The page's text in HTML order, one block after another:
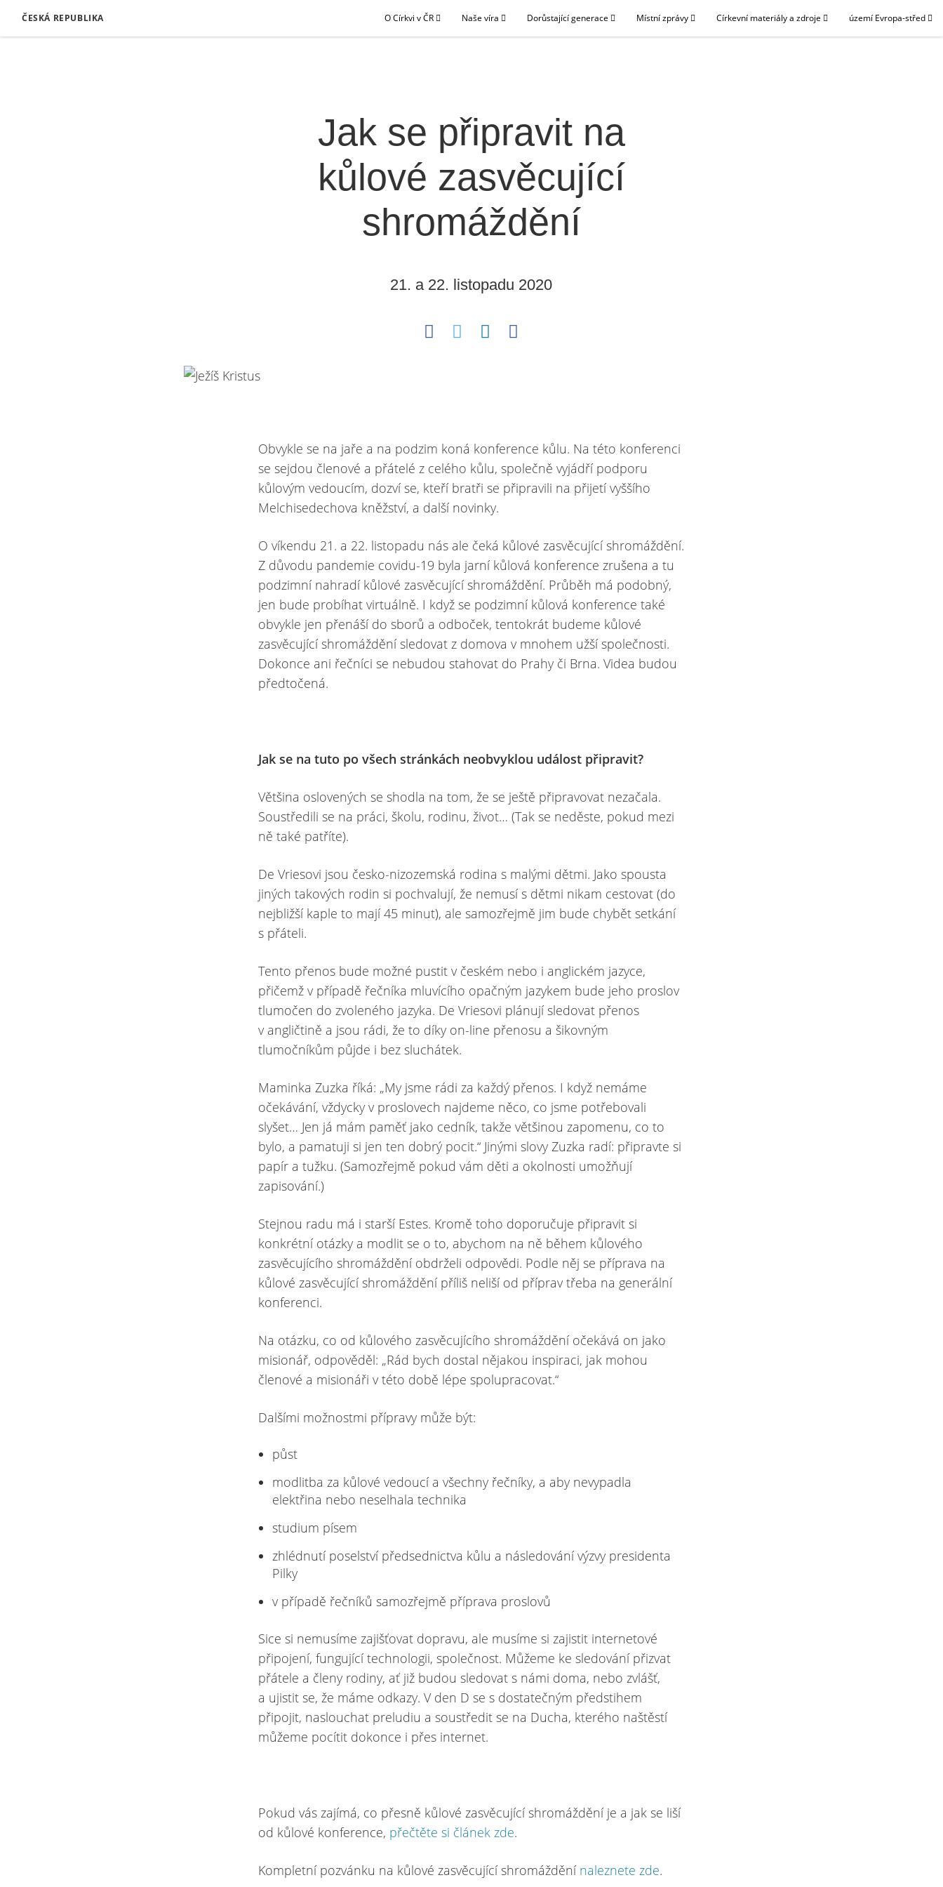
ČESKÁ REPUBLIKA O Církvi v ČR Naše víra Dorůstající generace Místní zprávy Církevní materiály a zdroje území Evropa-střed
Jak se připravit na
kůlové zasvěcující
shromáždění
21. a 22. listopadu 2020
Obvykle se na jaře a na podzim koná konference kůlu. Na této konferenci
se sejdou členové a přátelé z celého kůlu, společně vyjádří podporu
kůlovým vedoucím, dozví se, kteří bratři se připravili na přijetí vyššího
Melchisedechova kněžství, a další novinky.
O víkendu 21. a 22. listopadu nás ale čeká kůlové zasvěcující shromáždění.
Z důvodu pandemie covidu-19 byla jarní kůlová konference zrušena a tu
podzimní nahradí kůlové zasvěcující shromáždění. Průběh má podobný,
jen bude probíhat virtuálně. I když se podzimní kůlová konference také
obvykle jen přenáší do sborů a odboček, tentokrát budeme kůlové
zasvěcující shromáždění sledovat z domova v mnohem užší společnosti.
Dokonce ani řečníci se nebudou stahovat do Prahy či Brna. Videa budou
předtočená.
Jak se na tuto po všech stránkách neobvyklou událost připravit?
Většina oslovených se shodla na tom, že se ještě připravovat nezačala.
Soustředili se na práci, školu, rodinu, život… (Tak se neděste, pokud mezi
ně také patříte).
De Vriesovi jsou česko-nizozemská rodina s malými dětmi. Jako spousta
jiných takových rodin si pochvalují, že nemusí s dětmi nikam cestovat (do
nejbližší kaple to mají 45 minut), ale samozřejmě jim bude chybět setkání
s přáteli.
Tento přenos bude možné pustit v českém nebo i anglickém jazyce,
přičemž v případě řečníka mluvícího opačným jazykem bude jeho proslov
tlumočen do zvoleného jazyka. De Vriesovi plánují sledovat přenos
v angličtině a jsou rádi, že to díky on-line přenosu a šikovným
tlumočníkům půjde i bez sluchátek.
Maminka Zuzka říká: „My jsme rádi za každý přenos. I když nemáme
očekávání, vždycky v proslovech najdeme něco, co jsme potřebovali
slyšet… Jen já mám paměť jako cedník, takže většinou zapomenu, co to
bylo, a pamatuji si jen ten dobrý pocit.“ Jinými slovy Zuzka radí: připravte si
papír a tužku. (Samozřejmě pokud vám děti a okolnosti umožňují
zapisování.)
Stejnou radu má i starší Estes. Kromě toho doporučuje připravit si
konkrétní otázky a modlit se o to, abychom na ně během kůlového
zasvěcujícího shromáždění obdrželi odpovědi. Podle něj se příprava na
kůlové zasvěcující shromáždění příliš neliší od příprav třeba na generální
konferenci.
Na otázku, co od kůlového zasvěcujícího shromáždění očekává on jako
misionář, odpověděl: „Rád bych dostal nějakou inspiraci, jak mohou
členové a misionáři v této době lépe spolupracovat.“
Dalšími možnostmi přípravy může být:
půst
modlitba za kůlové vedoucí a všechny řečníky, a aby nevypadla
elektřina nebo neselhala technika
studium písem
zhlédnutí poselství předsednictva kůlu a následování výzvy presidenta
Pilky
v případě řečníků samozřejmě příprava proslovů
Sice si nemusíme zajišťovat dopravu, ale musíme si zajistit internetové
připojení, fungující technologii, společnost. Můžeme ke sledování přizvat
přátele a členy rodiny, ať již budou sledovat s námi doma, nebo zvlášť,
a ujistit se, že máme odkazy. V den D se s dostatečným předstihem
připojit, naslouchat preludiu a soustředit se na Ducha, kterého naštěstí
můžeme pocítit dokonce i přes internet.
Pokud vás zajímá, co přesně kůlové zasvěcující shromáždění je a jak se liší
od kůlové konference, přečtěte si článek zde.
Kompletní pozvánku na kůlové zasvěcující shromáždění naleznete zde.